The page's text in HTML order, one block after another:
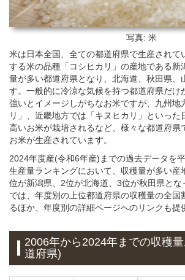
写真: 米
米は日本全国、全ての都道府県で生産されて
する米の品種「コシヒカリ」の産地である新
量が多い都道府県となり、北海道、秋田県、
す。一般的に冷涼な気候を持つ都道府県だけ
強いとイメージしがちなお米ですが、九州地
リ」、近畿地方では「キヌヒカリ」といった
高いお米が栽培されるなど、様々な都道府県
お米が生産されています。
2024年度産(令和6年産)までの過去データを
生産量ランキングにおいて、収穫量が多い産
位が新潟県、2位が北海道、3位が秋田県とな
では、年度別の上位都道府県の収穫量の全国
るほか、年度別の詳細ページへのリンクも提
2006年から2024年までの収穫
道府県)